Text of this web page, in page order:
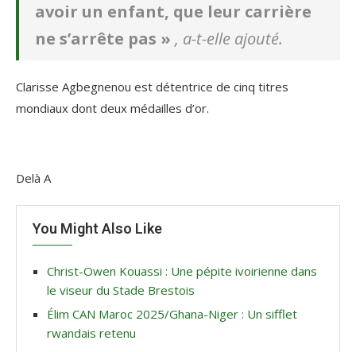
avoir un enfant, que leur carrière
ne s’arrête pas » , a-t-elle ajouté.
Clarisse Agbegnenou est détentrice de cinq titres
mondiaux dont deux médailles d’or.
Delà A
You Might Also Like
Christ-Owen Kouassi : Une pépite ivoirienne dans
le viseur du Stade Brestois
Élim CAN Maroc 2025/Ghana-Niger : Un sifflet
rwandais retenu